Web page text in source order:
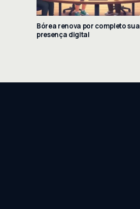
Bórea renova por completo sua
presença digital